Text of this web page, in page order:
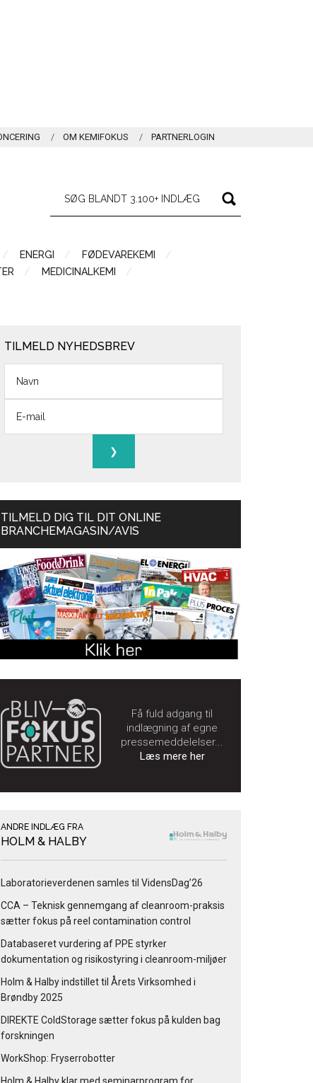
OM KEMIFOKUS PARTNERLOGIN
ENERGI
FØDEVAREKEMI
MEDICINALKEMI
TILMELD NYHEDSBREV
TILMELD DIG TIL DIT ONLINE
BRANCHEMAGASIN/AVIS
Få fuld adgang til
indlægning af egne
pressemeddelelser...
Læs mere her
ANDRE INDLÆG FRA
HOLM & HALBY
Laboratorieverdenen samles til VidensDag’26
CCA – Teknisk gennemgang af cleanroom-praksis
sætter fokus på reel contamination control
Databaseret vurdering af PPE styrker
dokumentation og risikostyring i cleanroom-miljøer
Holm & Halby indstillet til Årets Virksomhed i
Brøndby 2025
DIREKTE ColdStorage sætter fokus på kulden bag
forskningen
WorkShop: Fryserrobotter